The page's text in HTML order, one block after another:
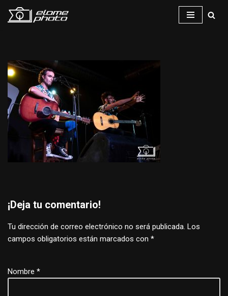
¡Deja tu comentario!
Tu dirección de correo electrónico no será publicada. Los
campos obligatorios están marcados con *
Nombre *